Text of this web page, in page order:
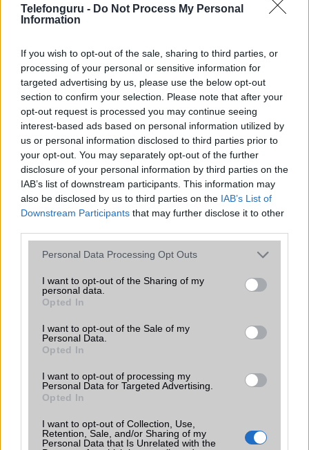
Telefonguru - Do Not Process My Personal
Information
If you wish to opt-out of the sale, sharing to third parties, or
processing of your personal or sensitive information for
targeted advertising by us, please use the below opt-out
section to confirm your selection. Please note that after your
opt-out request is processed you may continue seeing
interest-based ads based on personal information utilized by
us or personal information disclosed to third parties prior to
your opt-out. You may separately opt-out of the further
disclosure of your personal information by third parties on the
IAB’s list of downstream participants. This information may
also be disclosed by us to third parties on the IAB’s List of
Downstream Participants that may further disclose it to other
Please note that this website/app uses one or more Google
not limited to your visit or usage behaviour. You may click to
grant or deny consent to Google and its third-party tags to
use your data for below specified purposes in below Google
consent section.
Personal Data Processing Opt Outs
I want to opt-out of the Sharing of my
personal data.
Opted In
I want to opt-out of the Sale of my
Personal Data.
Opted In
I want to opt-out of processing my
Personal Data for Targeted Advertising.
Opted In
I want to opt-out of Collection, Use,
Retention, Sale, and/or Sharing of my
Personal Data that Is Unrelated with the
Apple iPhone 15 Plus
Nyugati GSM
250.000 Ft (új)
Apple iPhone 16 Pro
Nyugati GSM
elso jol néz ki most veszek egy ilyet a ,, helyröl